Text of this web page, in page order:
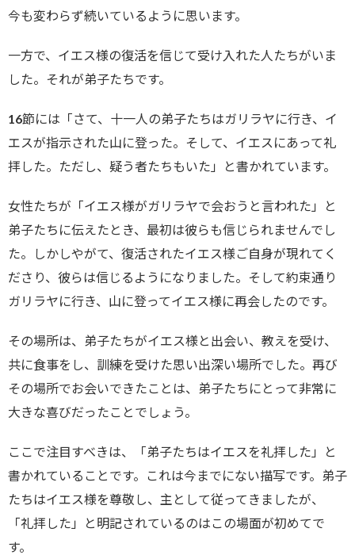
今も変わらず続いているように思います。
一方で、イエス様の復活を信じて受け入れた人たちがいま
した。それが弟子たちです。
16節には「さて、十一人の弟子たちはガリラヤに行き、イ
エスが指示された山に登った。そして、イエスにあって礼
拝した。ただし、疑う者たちもいた」と書かれています。
女性たちが「イエス様がガリラヤで会おうと言われた」と
弟子たちに伝えたとき、最初は彼らも信じられませんでし
た。しかしやがて、復活されたイエス様ご自身が現れてく
ださり、彼らは信じるようになりました。そして約束通り
ガリラヤに行き、山に登ってイエス様に再会したのです。
その場所は、弟子たちがイエス様と出会い、教えを受け、
共に食事をし、訓練を受けた思い出深い場所でした。再び
その場所でお会いできたことは、弟子たちにとって非常に
大きな喜びだったことでしょう。
ここで注目すべきは、「弟子たちはイエスを礼拝した」と
書かれていることです。これは今までにない描写です。弟子
たちはイエス様を尊敬し、主として従ってきましたが、
「礼拝した」と明記されているのはこの場面が初めてで
す。